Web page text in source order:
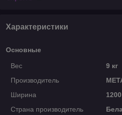
Характеристики
Основные
Вес
9 кг
Производитель
Ширина
Страна производитель